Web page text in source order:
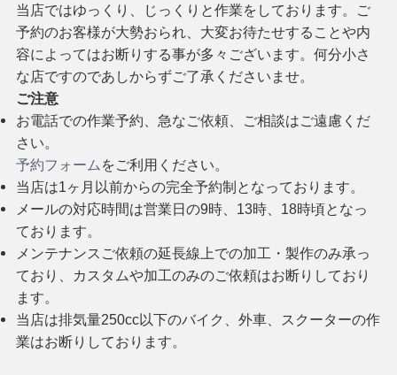
当店ではゆっくり、じっくりと作業をしております。ご
予約のお客様が大勢おられ、大変お待たせすることや内
容によってはお断りする事が多々ございます。何分小さ
な店ですのであしからずご了承くださいませ。
ご注意
お電話での作業予約、急なご依頼、ご相談はご遠慮くだ
さい。
予約フォーム をご利用ください。
当店は1ヶ月以前からの完全予約制となっております。
メールの対応時間は営業日の9時、13時、18時頃となっ
ております。
メンテナンスご依頼の延長線上での加工・製作のみ承っ
ており、カスタムや加工のみのご依頼はお断りしており
ます。
当店は排気量250cc以下のバイク、外車、スクーターの作
業はお断りしております。